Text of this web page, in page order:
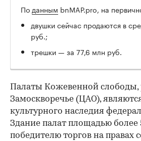
По данным bnMAP.pro, на
двушки сейчас продаются в
руб.;
трешки — за 77,6 млн руб.
Палаты Кожевенной слободы,
Замоскворечье (ЦАО),
культурного наследия
Здание палат площадью более
победителю торгов на правах